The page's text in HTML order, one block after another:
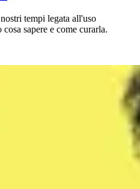
tempi legata all'uso
sapere e come curarla.